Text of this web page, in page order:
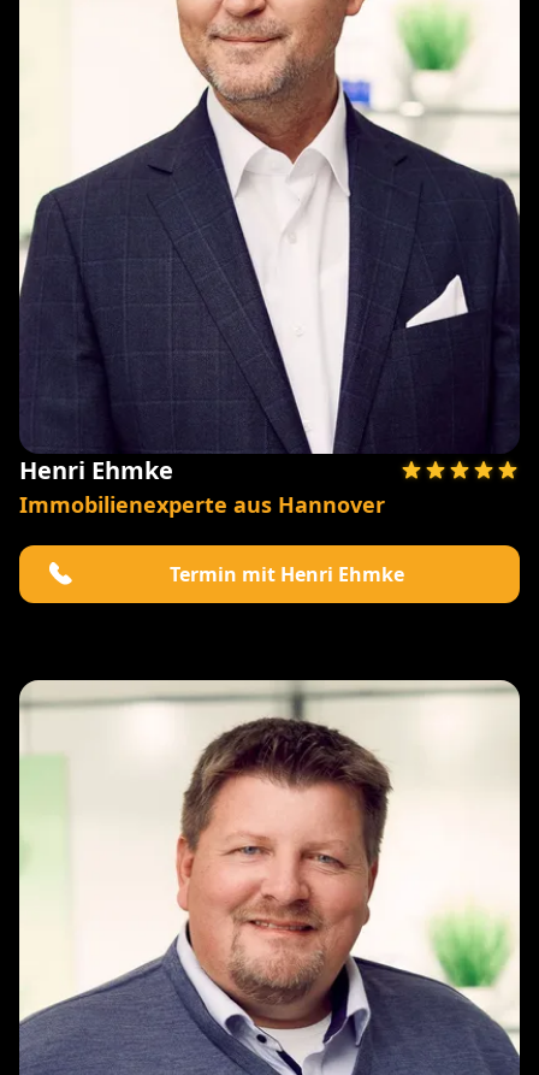
Henri Ehmke
Immobilienexperte aus Hannover
Termin mit Henri Ehmke